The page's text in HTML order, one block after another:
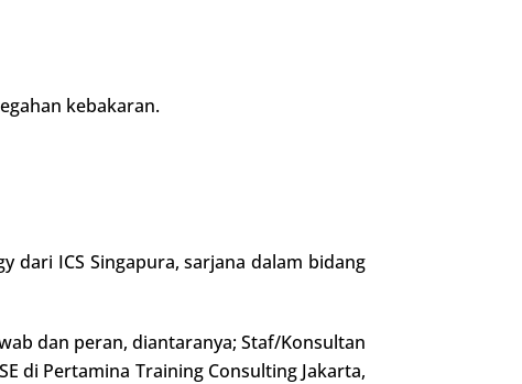
kebakaran.
dari ICS Singapura, sarjana dalam bidang
dan peran, diantaranya; Staf/Konsultan
di Pertamina Training Consulting Jakarta,